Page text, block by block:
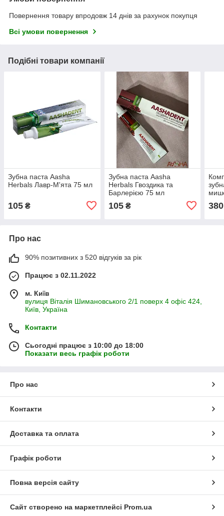
Повернення товару впродовж 14 днів за рахунок покупця
Всі умови повернення
Подібні товари компанії
Зубна паста Aasha
Herbals Лавр-М'ята 75 мл
105 ₴
Зубна паста Aasha
Herbals Гвоздика та
Барлерією 75 мл
105₴ 380
Про нас
90% позитивних з 520 відгуків за рік
Працює з 02.11.2022
м. Київ
вулиця Віталія Шимановського 2/1 поверх 4 офіс 424,
Київ, Україна
Контакти
Сьогодні працює з 10:00 до 18:00
Показати весь графік роботи
Про нас
Контакти
Доставка та оплата
Графік роботи
Повна версія сайту
Сайт створено на маркетплейсі Prom.ua